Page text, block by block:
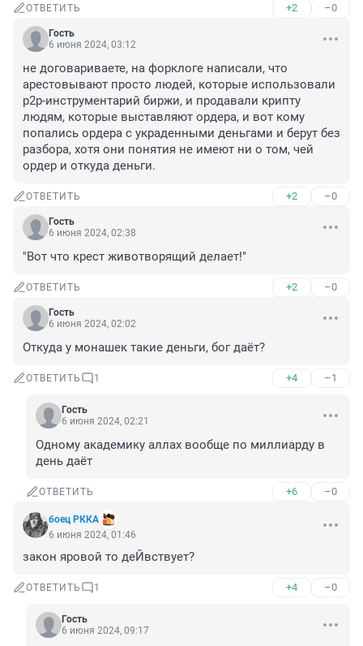
ОТВЕТИТЬ +2 –0
Гость
6 июня 2024, 03:12
не договариваете, на форклоге написали, что
арестовывают просто людей, которые использовали
p2p-инструментарий биржи, и продавали крипту
людям, которые выставляют ордера, и вот кому
попались ордера с украденными деньгами и берут без
разбора, хотя они понятия не имеют ни о том, чей
ордер и откуда деньги.
ОТВЕТИТЬ +2 –0
Гость
6 июня 2024, 02:38
"Вот что крест животворящий делает!"
ОТВЕТИТЬ +2 –0
Гость
6 июня 2024, 02:02
Откуда у монашек такие деньги, бог даёт?
ОТВЕТИТЬ 1 +4 –1
Гость
6 июня 2024, 02:21
Одному академику аллах вообще по миллиарду в
день даёт
ОТВЕТИТЬ +6 –0
боец РККА
6 июня 2024, 01:46
закон яровой то деЙвствует?
ОТВЕТИТЬ 1 +4 –0
Гость
6 июня 2024, 09:17